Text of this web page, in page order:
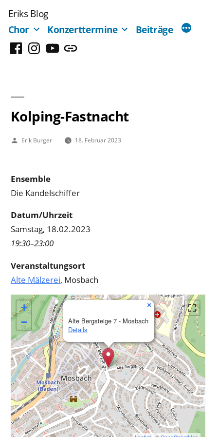
Inhalt
springen
Eriks Blog
Chor
Konzerttermine Beiträge
FacebookInstagram
YouTubeMastodon
Kolping-Fastnacht
Veröffentlicht
Erik Burger 18. Februar 2023
Ensemble
Die Kandelschiffer
Datum/Uhrzeit
Samstag, 18.02.2023
19:30–23:00
Veranstaltungsort
Alte Mälzerei, Mosbach
Alte Bergsteige 7 - Mosbach
Details
×
+
−